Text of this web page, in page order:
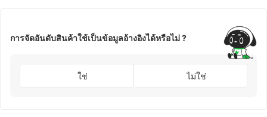
การจัดอันดับสินค้าใช้เป็นข้อมูลอ้างอิงได้หรือไม่ ?
ใช่ ไม่ใช่